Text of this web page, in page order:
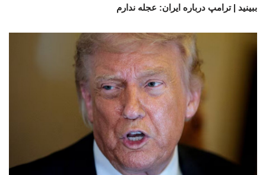
ببینید | ترامپ درباره ایران: عجله ندارم